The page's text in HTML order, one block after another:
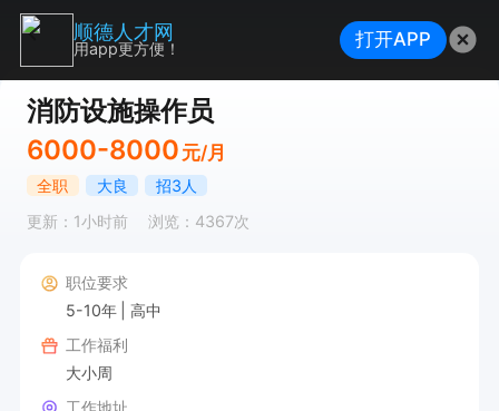
消防设施操作员
6000-8000 元/月
全职 大良
招3人
更新：1小时前
浏览：4367次
职位要求
5-10年
高中
工作福利
大小周
工作地址
顺德人才网
用app更方便！ 打开APP